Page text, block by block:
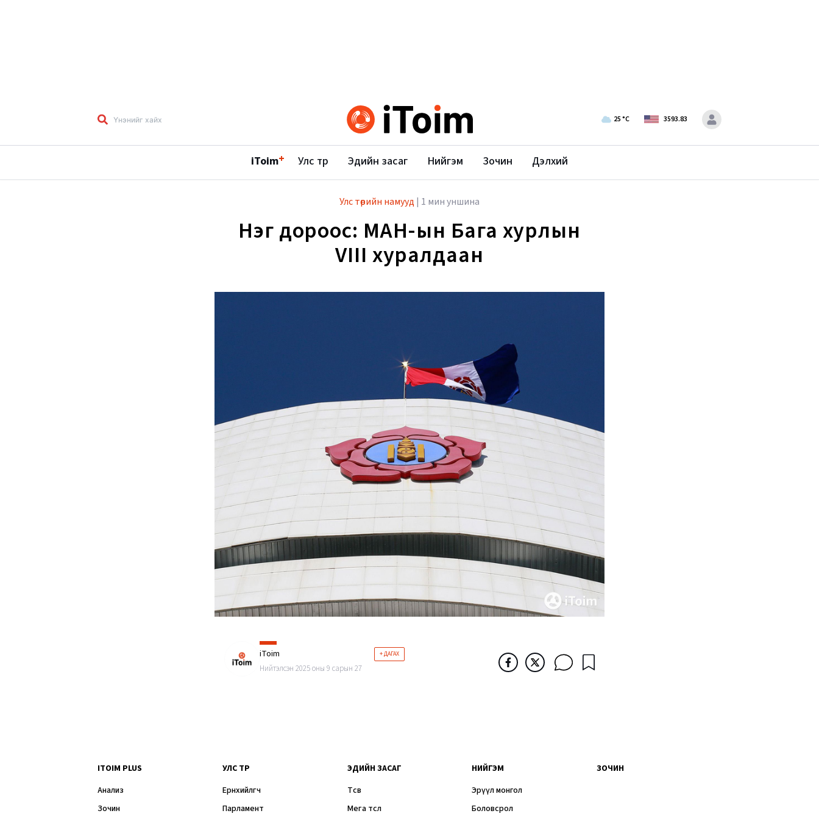
25°C 3593.83
iToim+ Улс төр Эдийн засаг Нийгэм Зочин Дэлхий
Улс төрийн намууд | 1 мин уншина
Нэг дороос: МАН-ын Бага хурлын
VIII хуралдаан
iToim + ДАГАХ
Нийтэлсэн 2025 оны 9 сарын 27
ITOIM PLUS
Анализ
Зочин
УЛС ТӨР
Ерөнхийлөгч
Парламент
ЭДИЙН ЗАСАГ
Төсөв
Мега төсөл
НИЙГЭМ
Эрүүл монгол
Боловсрол
ЗОЧИН